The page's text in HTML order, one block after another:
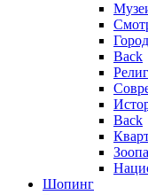
Back
Back
Шопинг